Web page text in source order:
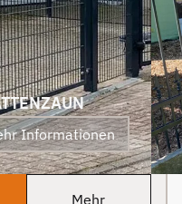
Klare Empfehlung von
uns! PS Nach
Fertigstellung, gab es
zum Dank und Abschied
sogar noch ein Paket mit
leckerem Honig. Danke
auch dafür!
Informationen
Mehr